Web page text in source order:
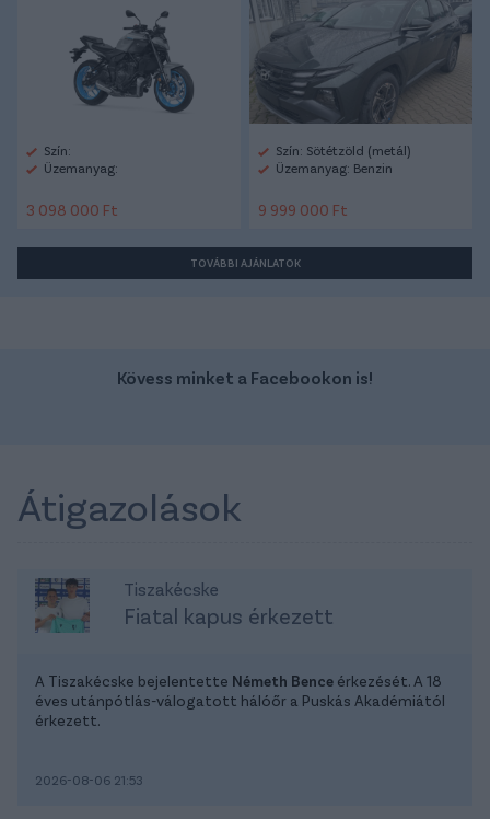
Szín:
Üzemanyag:
3 098 000 Ft
Szín: Sötétzöld (metál)
Üzemanyag: Benzin
9 999 000 Ft
TOVÁBBI AJÁNLATOK
Kövess minket a Facebookon is!
Átigazolások
Tiszakécske
Fiatal kapus érkezett
A Tiszakécske bejelentette Németh Bence érkezését. A 18
éves utánpótlás-válogatott hálóőr a Puskás Akadémiától
érkezett.
2026-08-06 21:53